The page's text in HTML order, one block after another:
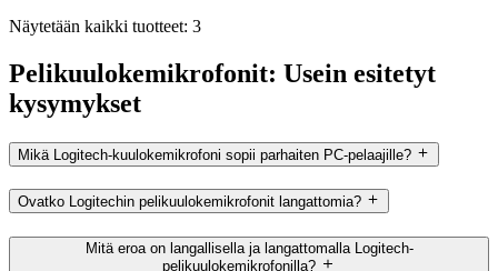
Näytetään kaikki tuotteet: 3
Pelikuulokemikrofonit: Usein esitetyt
kysymykset
Mikä Logitech-kuulokemikrofoni sopii parhaiten PC-pelaajille?
Ovatko Logitechin pelikuulokemikrofonit langattomia?
Mitä eroa on langallisella ja langattomalla Logitech-
pelikuulokemikrofonilla?